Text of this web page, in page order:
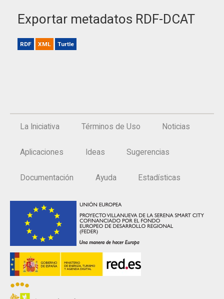
Exportar metadatos RDF-DCAT
RDF XML Turtle
La Iniciativa Términos de Uso Noticias
Aplicaciones Ideas Sugerencias
Documentación Ayuda Estadísticas